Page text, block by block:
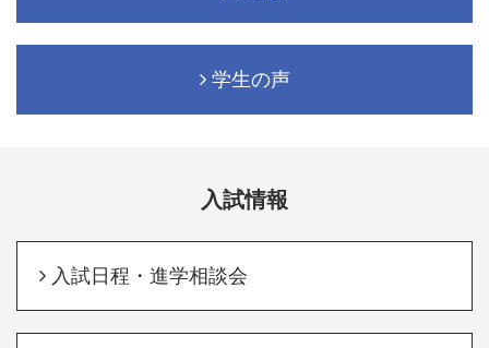
学生の声
入試情報
入試日程・進学相談会